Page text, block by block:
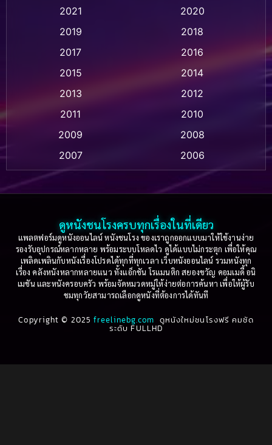
Animation แอนิเมชั่น (1)
Animation แอนิเมชัน (1)
Based on a True Story เรื่องจริง(75)
Based on Novel(16)
Betrayal(1)
Biography(3)
Biography ชีวประวัติ (61)
2021
2020
2019
2018
2017
2016
2015
2014
2013
2012
2011
2010
2009
2008
2007
2006
2005
2004
2003
2002
2001
2000
1999
1998
1997
1996
1995
1994
1993
1992
1991
1990
1987
1986
ดูหนังชนโรงครบทุกเรื่องในที่เดียว
แพลตฟอร์มดูหนังออนไลน์ หนังชนโรง ของเราถูกออกแบบมาให้ใช้งานง่าย
รองรับอุปกรณ์หลากหลาย พร้อมระบบโหลดไว ดูได้แบบไม่กระตุก เพื่อให้คุณ
เพลิดเพลินกับหนังเรื่องโปรดได้ทุกที่ทุกเวลา เว็บหนังออนไลน์ รวมหนังทุก
เรื่อง คลังหนังหลากหลายแนว ทั้งแอ็กชัน โรแมนติก สยองขวัญ คอมเมดี้ อนิ
เมชัน และหนังครอบครัว พร้อมจัดหมวดหมู่ให้ง่ายต่อการค้นหา เพื่อให้ผู้รับ
ชมทุกวัยสามารถเลือกดูหนังที่ต้องการได้ทันที
Copyright © 2025freelinebg.com ดูหนังใหม่ชนโรงฟรี คมชัด
ระดับ FULLHD